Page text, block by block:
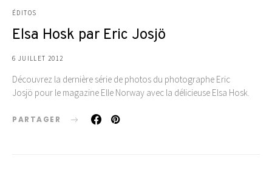
ÉDITOS
Elsa Hosk par Eric Josjö
6 JUILLET 2012
Découvrez la dernière série de photos du photographe Eric
Josjö pour le magazine Elle Norway avec la délicieuse Elsa Hosk.
PARTAGER